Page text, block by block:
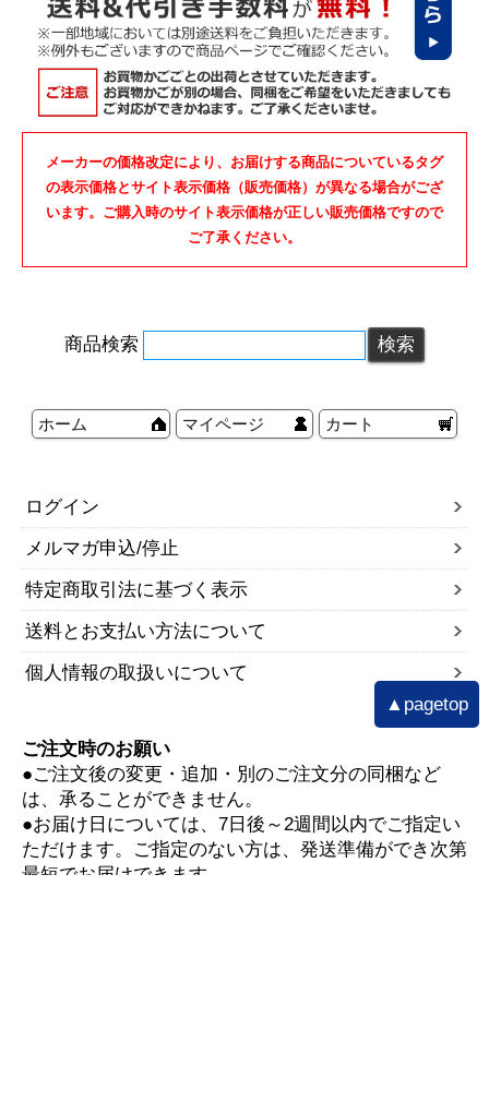
メーカーの価格改定により、お届けする商品についているタグ
の表示価格とサイト表示価格（販売価格）が異なる場合がござ
います。ご購入時のサイト表示価格が正しい販売価格ですので
ご了承ください。
商品検索
ホーム マイページ カート
ログイン
メルマガ申込/停止
特定商取引法に基づく表示
送料とお支払い方法について
個人情報の取扱いについて
ご注文時のお願い
●ご注文後の変更・追加・別のご注文分の同梱など
は、承ることができません。
●お届け日については、7日後～2週間以内でご指定い
ただけます。ご指定のない方は、発送準備ができ次第
最短でお届けできます。
▲pagetop